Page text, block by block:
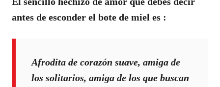
antes de esconder el bote de miel es :
Afrodita de corazón suave, amiga de
los solitarios, amiga de los que buscan